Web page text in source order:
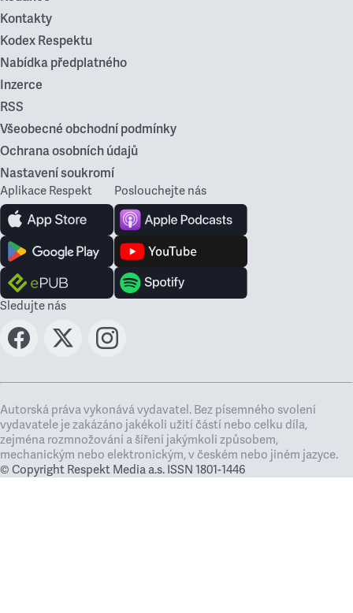
Kontakty
Kodex Respektu
Nabídka předplatného
Inzerce
RSS
Všeobecné obchodní podmínky
Ochrana osobních údajů
Nastavení soukromí
Aplikace Respekt Poslouchejte nás
Sledujte nás
Autorská práva vykonává vydavatel. Bez písemného svolení
vydavatele je zakázáno jakékoli užití částí nebo celku díla,
zejména rozmnožování a šíření jakýmkoli způsobem,
mechanickým nebo elektronickým, v českém nebo jiném jazyce.
© Copyright Respekt Media a.s. ISSN 1801-1446